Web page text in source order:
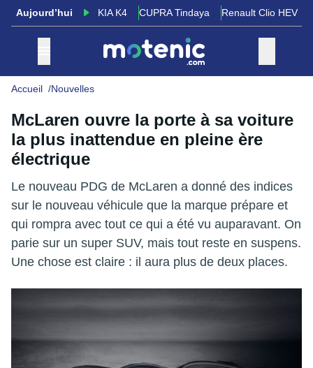
Aujourd’hui KIA K4 CUPRA Tindaya Renault Clio HEV
Accueil Nouvelles
McLaren ouvre la porte à sa voiture
la plus inattendue en pleine ère
électrique
Le nouveau PDG de McLaren a donné des indices
sur le nouveau véhicule que la marque prépare et
qui rompra avec tout ce qui a été vu auparavant. On
parie sur un super SUV, mais tout reste en suspens.
Une chose est claire : il aura plus de deux places.